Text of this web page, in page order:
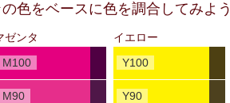
の色をベースに色を調合してみよう
ゼンタ
M100
M90
イエロー
Y100
Y90